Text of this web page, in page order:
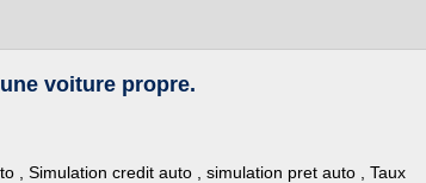
voiture propre.
, Simulation credit auto , simulation pret auto , Taux